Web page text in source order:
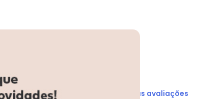
Ver todas as avaliações